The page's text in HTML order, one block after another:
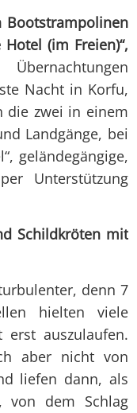
Bootstrampolinen
(im Freien)“,
Nacht in Korfu,
die zwei in einem
Landgänge, bei
geländegängige,
Unterstützung
Schildkröten mit
denn 7
hielten viele
erst auszulaufen.
aber nicht von
liefen dann, als
von dem Schlag